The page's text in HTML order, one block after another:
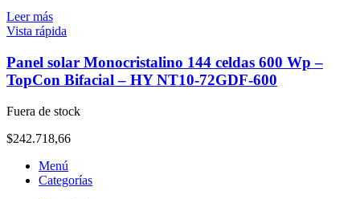
Leer más
Vista rápida
Panel solar Monocristalino 144 celdas 600 Wp –
TopCon Bifacial – HY NT10-72GDF-600
Fuera de stock
$242.718,66
Menú
Categorías